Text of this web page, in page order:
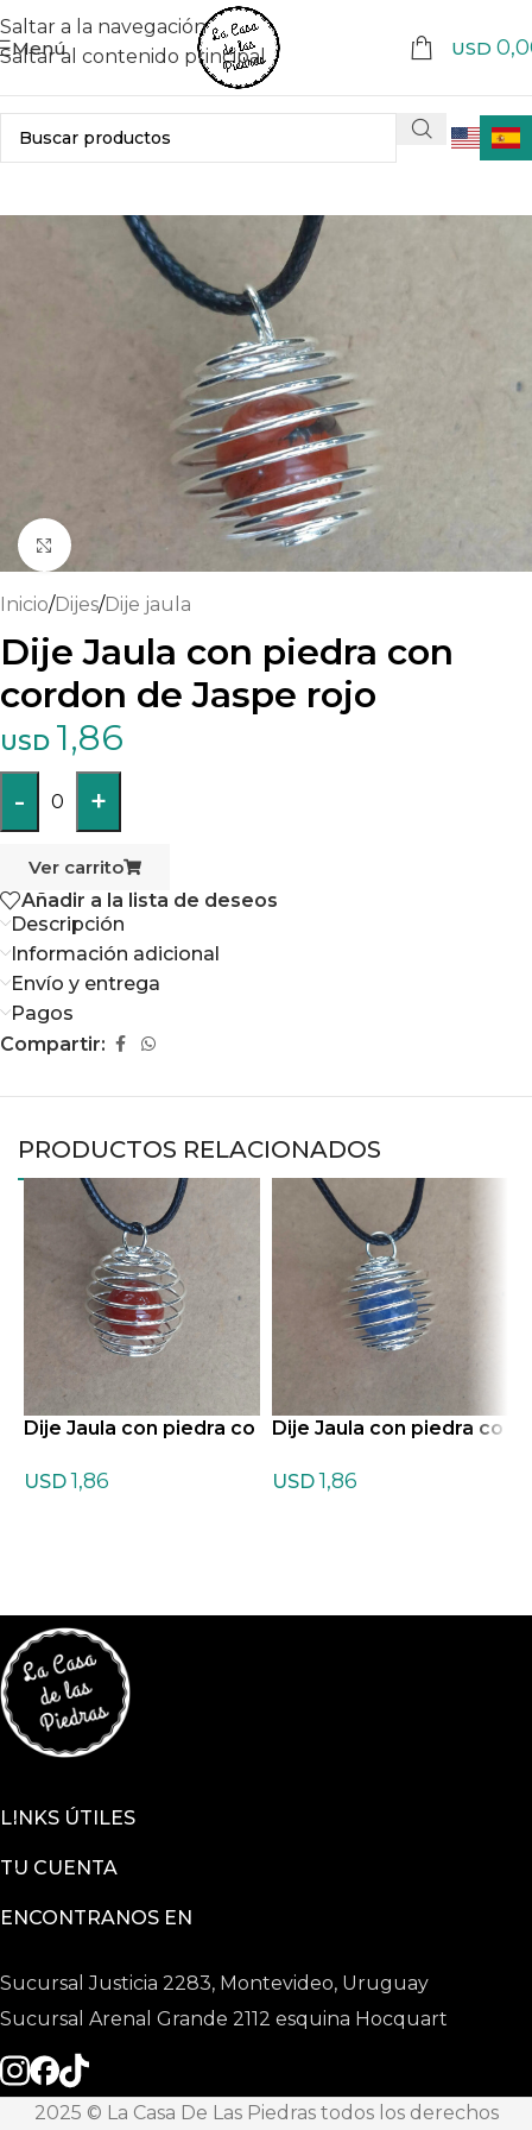
Saltar a la navegación
Saltar al contenido principal
Menú USD
Haga clic para ampliar
Inicio/Dijes/Dije jaula
Dije Jaula con piedra con
cordon de Jaspe rojo
USD 1,86
- 0 +
Ver carrito
Añadir a la lista de deseos
Descripción
Información adicional
Envío y entrega
Pagos
Compartir:
PRODUCTOS RELACIONADOS
Dije Jaula con piedra co
USD 1,86
Dije Jaula con piedra co
lUSD 1,86
LINKS ÚTILES
TU CUENTA
ENCONTRANOS EN
Sucursal Justicia 2283, Montevideo, Uruguay
Sucursal Arenal Grande 2112 esquina Hocquart
2025 © La Casa De Las Piedras todos los derechos